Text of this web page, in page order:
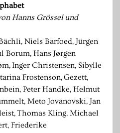
Hanns Grössel und
Niels Barfoed, Jürgen
Borum, Hans Jørgen
Inger Christensen, Sibylle
Frostenson, Gezett,
Peter Handke, Helmut
Meto Jovanovski, Jan
Thomas Kling, Michael
Friederike